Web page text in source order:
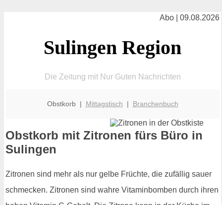
Abo | 09.08.2026
Sulingen Region
Die Zeitung mit Nur Guten Nachrichten
Obstkorb | Mittagstisch | Branchenbuch
Obstkorb mit Zitronen fürs Büro in
Sulingen
Zitronen sind mehr als nur gelbe Früchte, die zufällig sauer
schmecken. Zitronen sind wahre Vitaminbomben durch ihren